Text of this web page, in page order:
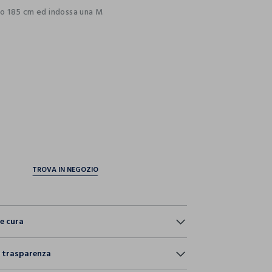
185 cm ed indossa una M
cura